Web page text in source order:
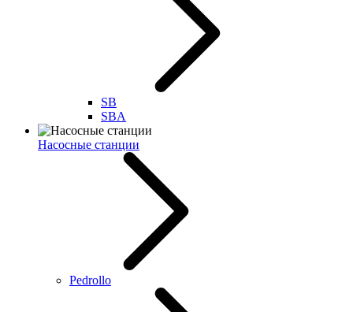
SB
SBA
Насосные станции
Pedrollo